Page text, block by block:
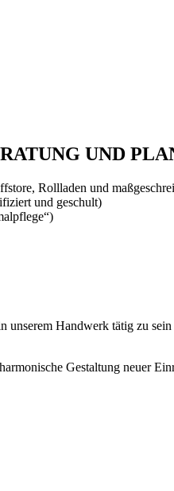
UND
Rollladen und
und geschult)
unserem Handwerk tätig zu
Gestaltung neuer